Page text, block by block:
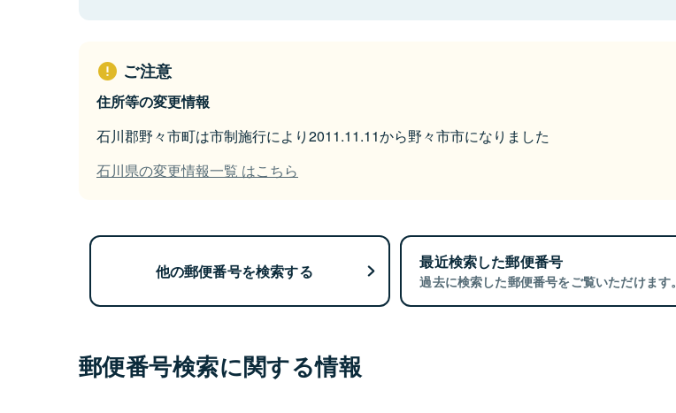
ご注意
住所等の変更情報
石川郡野々市町は市制施行により2011.11.11から野々市市になりました
石川県の変更情報一覧 はこちら
他の郵便番号を検索する 最近検索した郵便番号
過去に検索した郵便番号をご覧いただけます。
郵便番号検索に関する情報